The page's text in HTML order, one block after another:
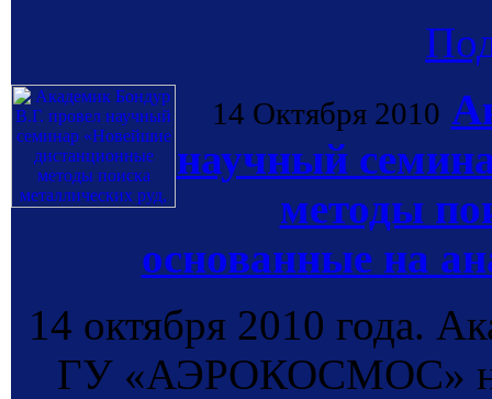
14 Октября 2010
научный
методы
основанные на
14 октября 2010 года.
ГУ «АЭРОКОСМОС»